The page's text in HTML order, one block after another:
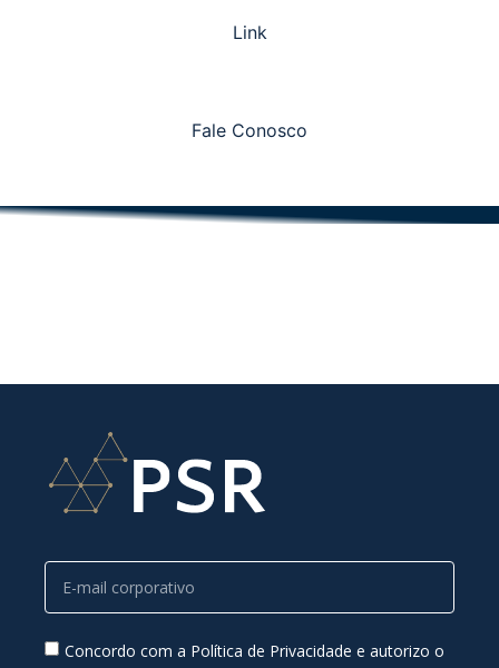
Link
Fale Conosco
Concordo com a Política de Privacidade e autorizo o